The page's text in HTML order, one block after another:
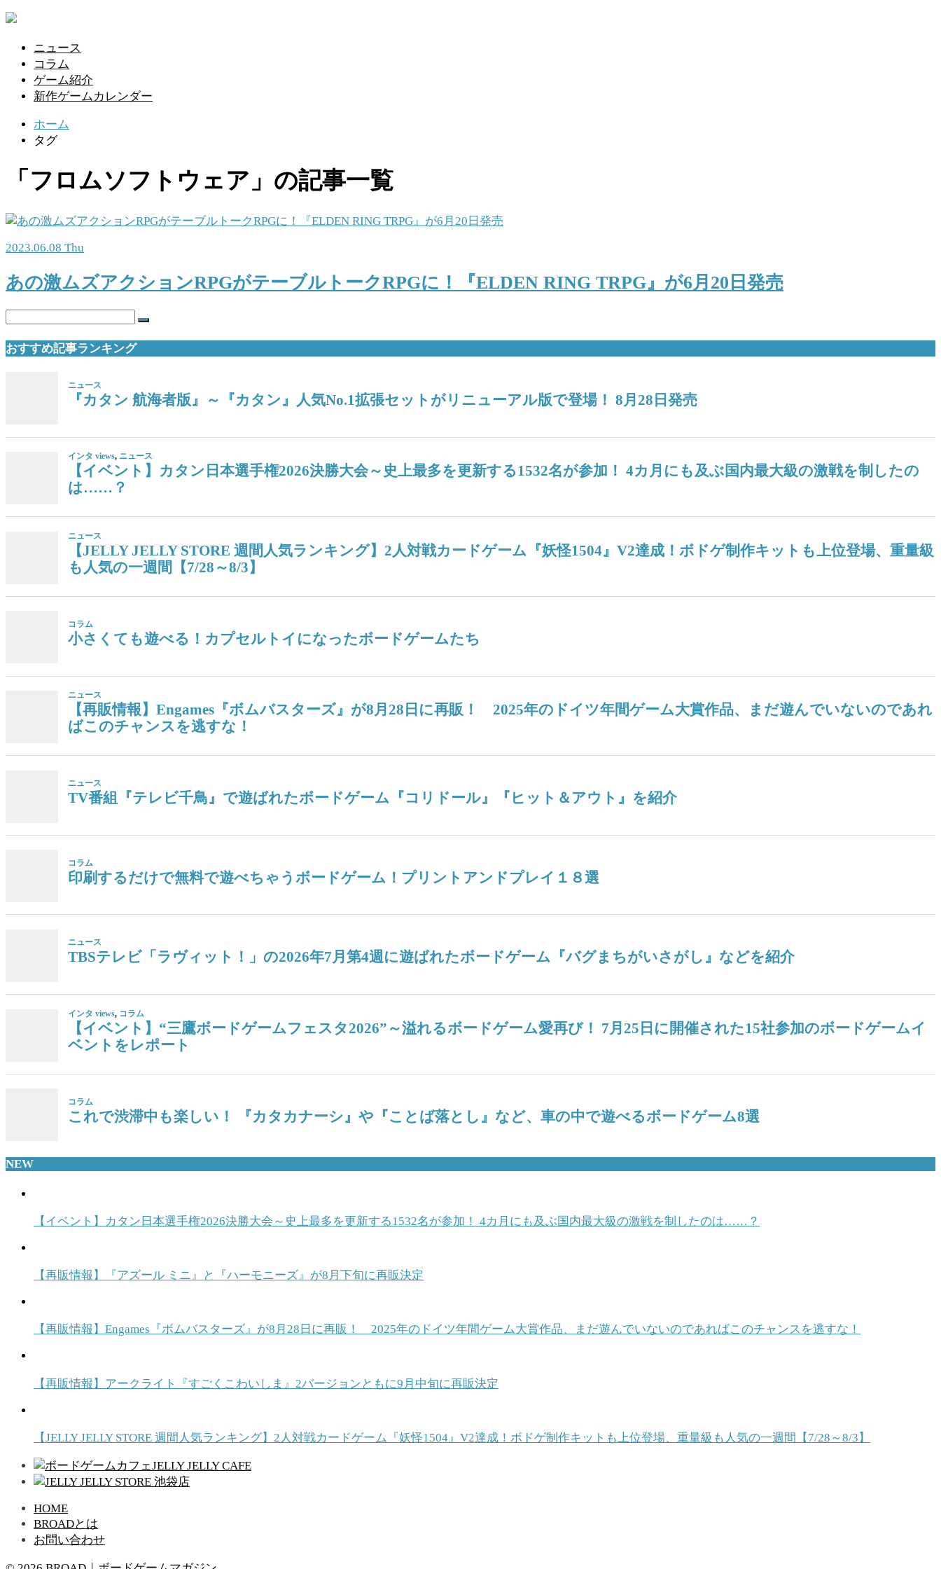
ニュース
コラム
ゲーム紹介
新作ゲームカレンダー
ホーム
タグ
「フロムソフトウェア」の記事一覧
2023.06.08 Thu
あの激ムズアクションRPGがテーブルトークRPGに！『ELDEN RING TRPG』が6月20日発売
おすすめ記事ランキング
ニュース
『カタン 航海者版』～『カタン』人気No.1拡張セットがリニューアル版で登場！ 8月28日発売
インタ views, ニュース
【イベント】カタン日本選手権2026決勝大会～史上最多を更新する1532名が参加！ 4カ月にも及ぶ国内最大級の激戦を制したの
は……？
ニュース
【JELLY JELLY STORE 週間人気ランキング】2人対戦カードゲーム『妖怪1504』V2達成！ボドゲ制作キットも上位登場、重量級
も人気の一週間【7/28～8/3】
コラム
小さくても遊べる！カプセルトイになったボードゲームたち
ニュース
【再販情報】Engames『ボムバスターズ』が8月28日に再販！ 2025年のドイツ年間ゲーム大賞作品、まだ遊んでいないのであれ
ばこのチャンスを逃すな！
ニュース
TV番組『テレビ千鳥』で遊ばれたボードゲーム『コリドール』『ヒット＆アウト』を紹介
コラム
印刷するだけで無料で遊べちゃうボードゲーム！プリントアンドプレイ１８選
ニュース
TBSテレビ「ラヴィット！」の2026年7月第4週に遊ばれたボードゲーム『バグまちがいさがし』などを紹介
インタ views, コラム
【イベント】“三鷹ボードゲームフェスタ2026”～溢れるボードゲーム愛再び！ 7月25日に開催された15社参加のボードゲームイ
ベントをレポート
コラム
これで渋滞中も楽しい！ 『カタカナーシ』や『ことば落とし』など、車の中で遊べるボードゲーム8選
NEW
【イベント】カタン日本選手権2026決勝大会～史上最多を更新する1532名が参加！ 4カ月にも及ぶ国内最大級の激戦を制したのは……？
【再販情報】『アズール ミニ』と『ハーモニーズ』が8月下旬に再販決定
【再販情報】Engames『ボムバスターズ』が8月28日に再販！ 2025年のドイツ年間ゲーム大賞作品、まだ遊んでいないのであればこのチャンスを逃すな！
【再販情報】アークライト『すごくこわいしま』2バージョンともに9月中旬に再販決定
【JELLY JELLY STORE 週間人気ランキング】2人対戦カードゲーム『妖怪1504』V2達成！ボドゲ制作キットも上位登場、重量級も人気の一週間【7/28～8/3】
HOME
BROADとは
お問い合わせ